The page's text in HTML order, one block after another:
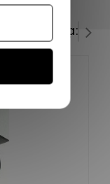
categoria: